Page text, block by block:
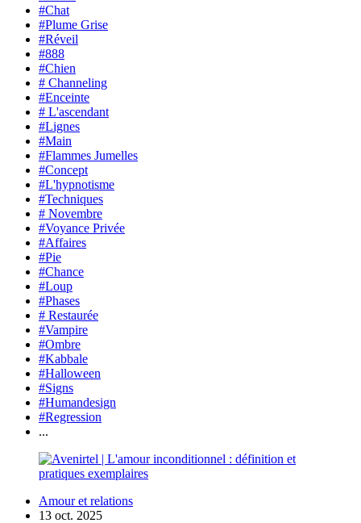
#Chat
#Plume Grise
#Réveil
#888
#Chien
# Channeling
#Enceinte
# L'ascendant
#Lignes
#Main
#Flammes Jumelles
#Concept
#L'hypnotisme
#Techniques
# Novembre
#Voyance Privée
#Affaires
#Pie
#Chance
#Loup
#Phases
# Restaurée
#Vampire
#Ombre
#Kabbale
#Halloween
#Signs
#Humandesign
#Regression
...
Amour et relations
13 oct. 2025